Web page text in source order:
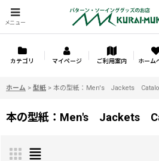
メニュー
カテゴリ マイページ ご利用案内 ホーム
ホーム > 型紙 > 本の型紙：Men's Jackets
本の型紙：Men's Jackets